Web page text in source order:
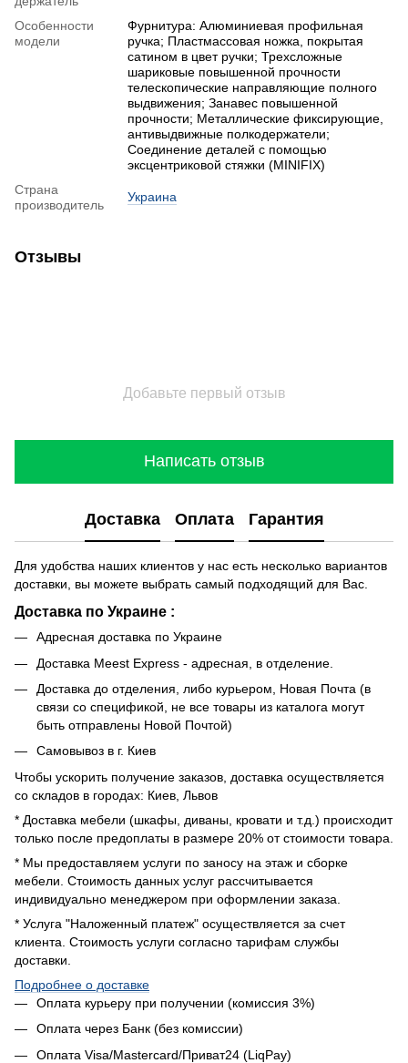
Особенности
модели
Фурнитура: Алюминиевая профильная
ручка; Пластмассовая ножка, покрытая
сатином в цвет ручки; Трехсложные
шариковые повышенной прочности
телескопические направляющие полного
выдвижения; Занавес повышенной
прочности; Металлические фиксирующие,
антивыдвижные полкодержатели;
Соединение деталей с помощью
эксцентриковой стяжки (MINIFIX)
Страна
производитель
Украина
Отзывы
Добавьте первый отзыв
Написать отзыв
Доставка Оплата Гарантия
Для удобства наших клиентов у нас есть несколько вариантов
доставки, вы можете выбрать самый подходящий для Вас.
Доставка по Украине :
Адресная доставка по Украине
Доставка Meest Express - адресная, в отделение.
Доставка до отделения, либо курьером, Новая Почта (в
связи со спецификой, не все товары из каталога могут
быть отправлены Новой Почтой)
Самовывоз в г. Киев
Чтобы ускорить получение заказов, доставка осуществляется
со складов в городах: Киев, Львов
* Доставка мебели (шкафы, диваны, кровати и т.д.) происходит
только после предоплаты в размере 20% от стоимости товара.
* Мы предоставляем услуги по заносу на этаж и сборке
мебели. Стоимость данных услуг рассчитывается
индивидуально менеджером при оформлении заказа.
* Услуга "Наложенный платеж" осуществляется за счет
клиента. Стоимость услуги согласно тарифам службы
доставки.
Подробнее о доставке
Оплата курьеру при получении (комиссия 3%)
Оплата через Банк (без комиссии)
Оплата Visa/Mastercard/Приват24 (LiqPay)